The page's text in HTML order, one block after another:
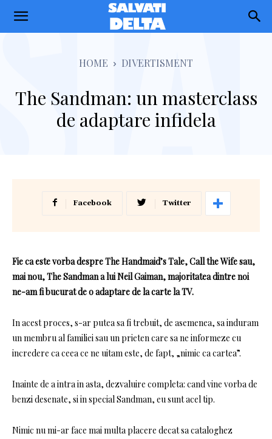
Salvati
HOME DIVERTISMENT
The Sandman: un masterclass
de adaptare infidela
Facebook Twitter
Fie ca este vorba despre The Handmaid’s Tale, Call the Wife sau,
mai nou, The Sandman a lui Neil Gaiman, majoritatea dintre noi
ne-am fi bucurat de o adaptare de la carte la TV.
In acest proces, s-ar putea sa fi trebuit, de asemenea, sa induram
un membru al familiei sau un prieten care sa ne informeze cu
incredere ca ceea ce ne uitam este, de fapt, „nimic ca cartea”.
Inainte de a intra in asta, dezvaluire completa: cand vine vorba de
benzi desenate, si in special Sandman, eu sunt acel tip.
Nimic nu mi-ar face mai multa placere decat sa cataloghez